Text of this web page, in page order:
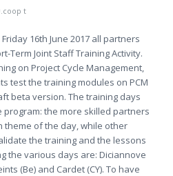
t
16th June 2017 all partners
Term Joint Staff Training Activity.
on Project Cycle Management,
test the training modules on PCM
beta version. The training days
the more skilled partners
theme of the day, while other
the training and the lessons
the various days are: Diciannove
(Be) and Cardet (CY). To have